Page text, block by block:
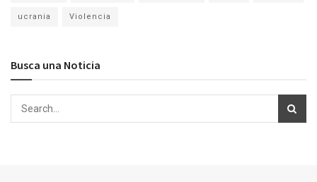
ucrania Violencia
Busca una Noticia